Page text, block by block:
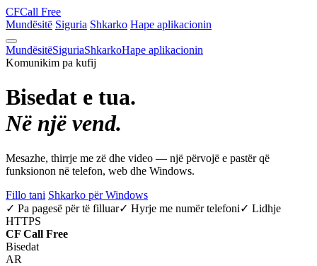
CFCall Free
Mundësitë Siguria Shkarko Hape aplikacionin
MundësitëSiguriaShkarkoHape aplikacionin
Komunikim pa kufij
Bisedat e tua.
Në një vend.
Mesazhe, thirrje me zë dhe video — një përvojë e pastër që
funksionon në telefon, web dhe Windows.
Fillo tani Shkarko për Windows
✓ Pa pagesë për të filluar✓ Hyrje me numër telefoni✓ Lidhje
HTTPS
CF Call Free
Bisedat
AR